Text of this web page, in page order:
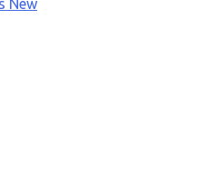
New